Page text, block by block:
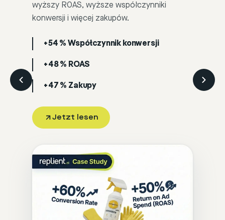
wyższy ROAS, wyższe współczynniki
konwersji i więcej zakupów.
+54 % Współczynnik konwersji
+48 % ROAS
+47 % Zakupy
Jetzt lesen